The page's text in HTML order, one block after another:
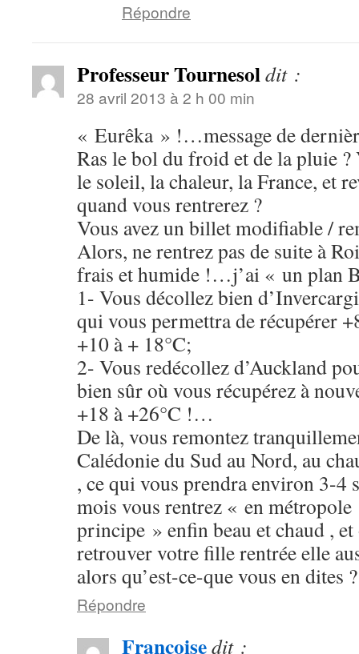
Répondre
Professeur Tournesoldit :
28 avril 2013 à 2 h 00 min
« Eurêka » !…message de
Ras le bol du froid et de la pluie
le soleil, la chaleur, la France, et
quand vous rentrerez ?
Vous avez un billet modifiable /
Alors, ne rentrez pas de suite à
frais et humide !…j’ai « un plan
1- Vous décollez bien
qui vous permettra de récupérer
+10 à + 18°C;
2- Vous redécollez d’Auckland
bien sûr où vous récupérez à
+18 à +26°C !…
De là, vous remontez
Calédonie du Sud au Nord, au
, ce qui vous prendra environ 3-4
mois vous rentrez « en
principe » enfin beau et chaud ,
retrouver votre fille rentrée elle
alors qu’est-ce-que vous en dites
Répondre
Francoisedit :